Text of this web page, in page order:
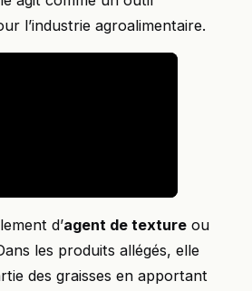
l’industrie agroalimentaire.
d’agent de texture ou
les produits allégés, elle
des graisses en apportant